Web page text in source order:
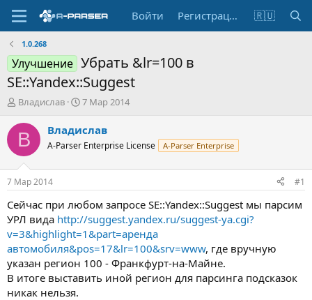
Войти Регистрация 🇷🇺
1.0.268
Улучшение Убрать &lr=100 в
SE::Yandex::Suggest
А
т
о
т
е
м
ы
Владислав
Д
т
н
а
л
а
7 Мар 2014
В Владислав
A-Parser Enterprise License A-Parser Enterprise
7 Мар 2014 #1
Сейчас при любом запросе SE::Yandex::Suggest мы парсим
УРЛ вида http://suggest.yandex.ru/suggest-ya.cgi?
v=3&highlight=1&part=аренда
автомобиля&pos=17&lr=100&srv=www, где вручную
указан регион 100 - Франкфурт-на-Майне.
В итоге выставить иной регион для парсинга подсказок
никак нельзя.